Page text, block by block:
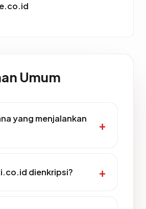
Umum
yang menjalankan
dienkripsi?